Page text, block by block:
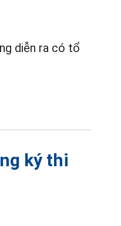
diễn ra có tổ
ký thi